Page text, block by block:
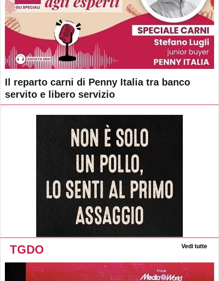
Il reparto carni di Penny Italia tra banco
servito e libero servizio
TGDO Vedi tutte